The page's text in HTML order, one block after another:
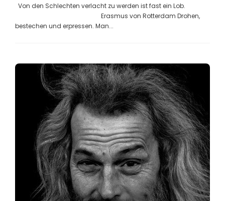
Von den Schlechten verlacht zu werden ist fast ein Lob.
Erasmus von Rotterdam Drohen,
bestechen und erpressen. Man...